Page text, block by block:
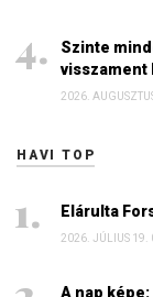
Szinte
visszament
2026.
HAVI TOP
Elárulta
2026. JÚLIUS 19.
A nap